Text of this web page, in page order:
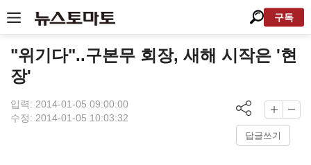
구독
"위기다"..구본무 회장, 새해 시작은 '현
장'
입력: 2014-01-05 09:00:00
수정: 2014-01-05 10:03:32
답글쓰기